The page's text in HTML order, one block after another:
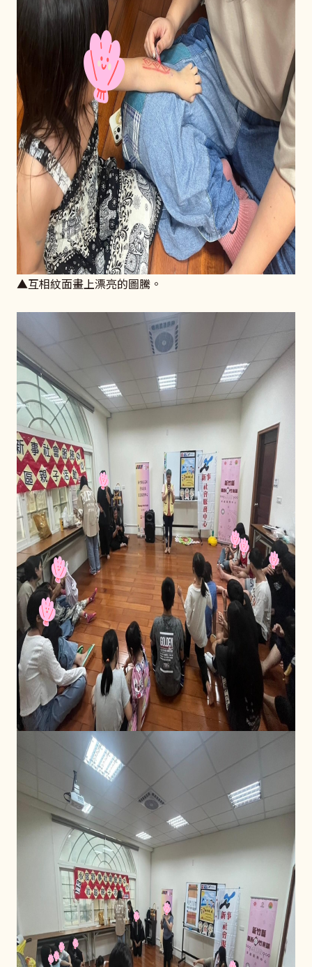
▲互相紋面畫上漂亮的圖騰。